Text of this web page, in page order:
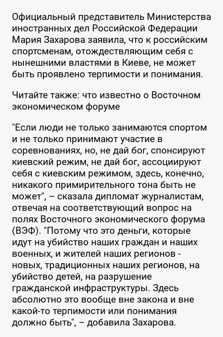
Официальный представитель Министерства
иностранных дел Российской Федерации
Мария Захарова заявила, что к российским
спортсменам, отождествляющим себя с
нынешними властями в Киеве, не может
быть проявлено терпимости и понимания.
Читайте также: что известно о Восточном
экономическом форуме
"Если люди не только занимаются спортом
и не только принимают участие в
соревнованиях, но, не дай бог, спонсируют
киевский режим, не дай бог, ассоциируют
себя с киевским режимом, здесь, конечно,
никакого примирительного тона быть не
может", – сказала дипломат журналистам,
отвечая на соответствующий вопрос на
полях Восточного экономического форума
(ВЭФ). "Потому что это деньги, которые
идут на убийство наших граждан и наших
военных, и жителей наших регионов -
новых, традиционных наших регионов, на
убийство детей, на разрушение
гражданской инфраструктуры. Здесь
абсолютно это вообще вне закона и вне
какой-то терпимости или понимания
должно быть", – добавила Захарова.